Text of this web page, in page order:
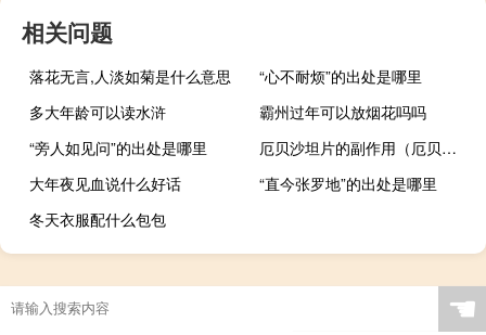
相关问题
落花无言,人淡如菊是什么意思
“心不耐烦”的出处是哪里
多大年龄可以读水浒
霸州过年可以放烟花吗吗
“旁人如见问”的出处是哪里
厄贝沙坦片的副作用（厄贝沙坦片）
大年夜见血说什么好话
“直今张罗地”的出处是哪里
冬天衣服配什么包包
☚